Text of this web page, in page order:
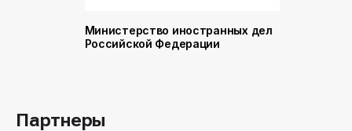
Министерство иностранных дел
Российской Федерации
Партнеры